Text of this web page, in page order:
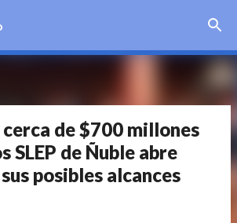
de $700 millones
SLEP de Ñuble abre
posibles alcances